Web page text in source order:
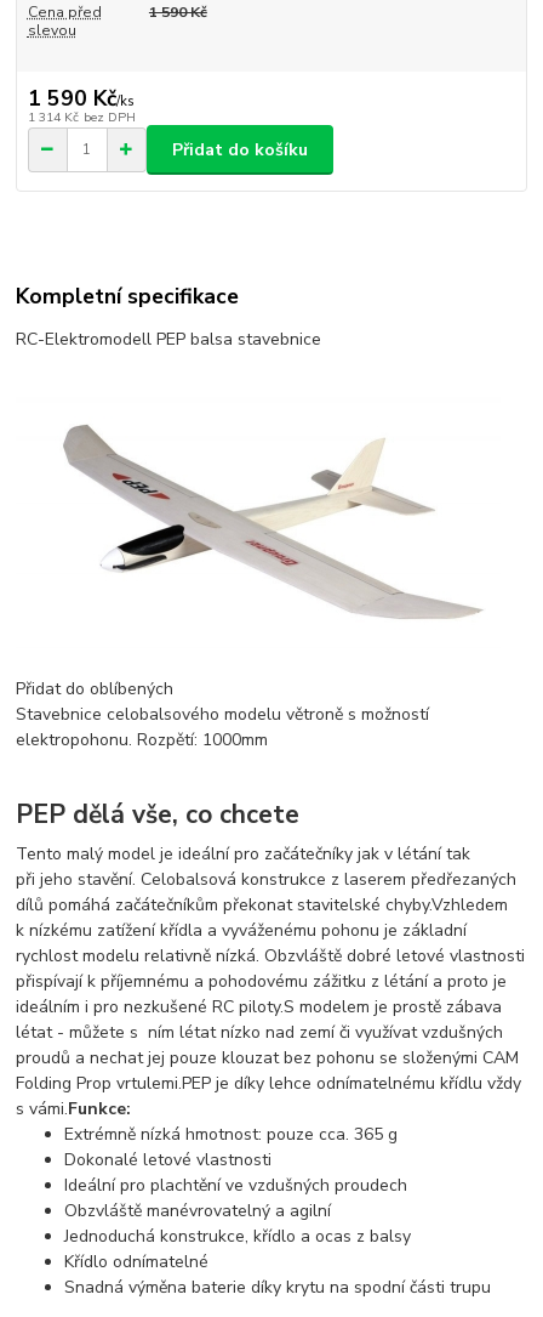
Cena před
slevou
1 590 Kč
1 590 Kč/ks
1 314 Kč bez DPH
Přidat do košíku
Kompletní specifikace
RC-Elektromodell PEP balsa stavebnice
Přidat do oblíbených
Stavebnice celobalsového modelu větroně s možností
elektropohonu. Rozpětí: 1000mm
PEP dělá vše, co chcete
Tento malý model je ideální pro začátečníky jak v létání tak
při jeho stavění. Celobalsová konstrukce z laserem předřezaných
dílů pomáhá začátečníkům překonat stavitelské chyby.Vzhledem
k nízkému zatížení křídla a vyváženému pohonu je základní
rychlost modelu relativně nízká. Obzvláště dobré letové vlastnosti
přispívají k příjemnému a pohodovému zážitku z létání a proto je
ideálním i pro nezkušené RC piloty.S modelem je prostě zábava
létat - můžete s ním létat nízko nad zemí či využívat vzdušných
proudů a nechat jej pouze klouzat bez pohonu se složenými CAM
Folding Prop vrtulemi.PEP je díky lehce odnímatelnému křídlu vždy
s vámi.Funkce:
Extrémně nízká hmotnost: pouze cca. 365 g
Dokonalé letové vlastnosti
Ideální pro plachtění ve vzdušných proudech
Obzvláště manévrovatelný a agilní
Jednoduchá konstrukce, křídlo a ocas z balsy
Křídlo odnímatelné
Snadná výměna baterie díky krytu na spodní části trupu